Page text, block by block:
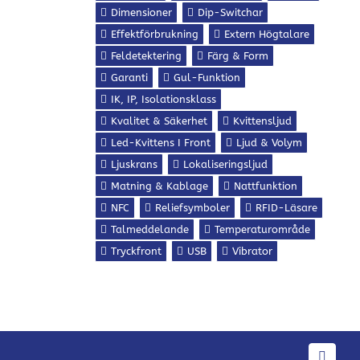
Dimensioner
Dip-Switchar
Effektförbrukning
Extern Högtalare
Feldetektering
Färg & Form
Garanti
Gul-Funktion
IK, IP, Isolationsklass
Kvalitet & Säkerhet
Kvittensljud
Led-Kvittens I Front
Ljud & Volym
Ljuskrans
Lokaliseringsljud
Matning & Kablage
Nattfunktion
NFC
Reliefsymboler
RFID-Läsare
Talmeddelande
Temperaturområde
Tryckfront
USB Vibrator